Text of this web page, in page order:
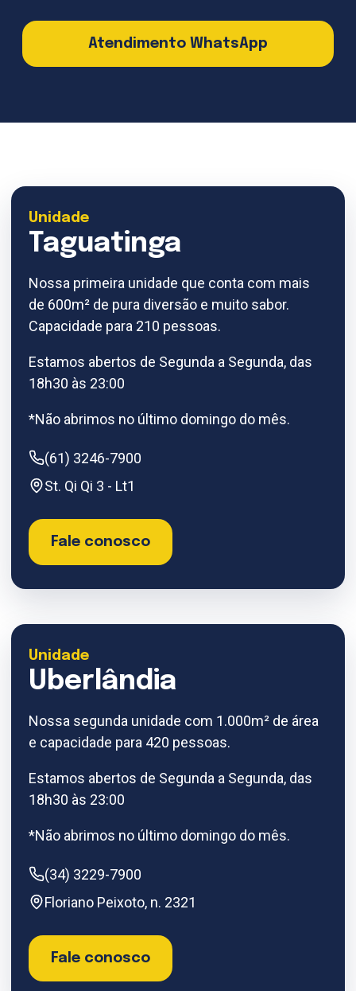
Atendimento WhatsApp
Unidade
Taguatinga
Nossa primeira unidade que conta com mais
de 600m² de pura diversão e muito sabor.
Capacidade para 210 pessoas.
Estamos abertos de Segunda a Segunda, das
18h30 às 23:00
*Não abrimos no último domingo do mês.
(61) 3246-7900
St. Qi Qi 3 - Lt1
Fale conosco
Unidade
Uberlândia
Nossa segunda unidade com 1.000m² de área
e capacidade para 420 pessoas.
Estamos abertos de Segunda a Segunda, das
18h30 às 23:00
*Não abrimos no último domingo do mês.
(34) 3229-7900
Floriano Peixoto, n. 2321
Fale conosco